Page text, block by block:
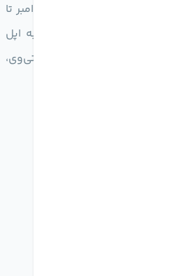
بیشتری را درنظر گرفته‌اند. اکنون همه خریدهایی که از 1 نوامبر تا
25 دسامبر انجام شود، می‌تواند تا تاریخ 8 ژانویه 2022 به اپل
آیپد، مک، اپل واچ، اپل تی‌وی،